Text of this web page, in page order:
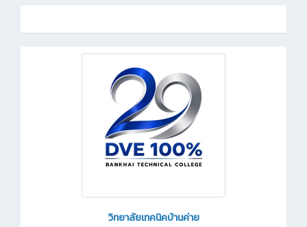
วิทยาลัยเทคนิคบ้านค่าย